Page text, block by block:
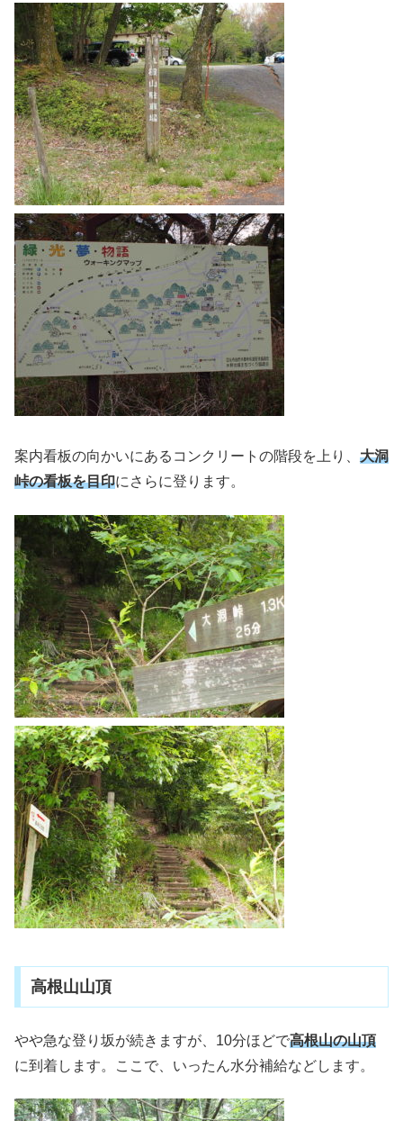
案内看板の向かいにあるコンクリートの階段を上り、 大洞
峠の看板を目印にさらに登ります。
高根山山頂
やや急な登り坂が続きますが、10分ほどで高根山の山頂
に到着します。ここで、いったん水分補給などします。